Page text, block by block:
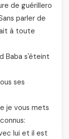
de guérillero
parler de
à toute
Baba s'éteint
ses
je vous mets
lui et il est